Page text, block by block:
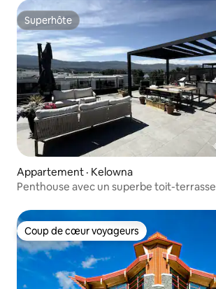
Superhôte
Superhôte
Appartement · Kelowna
Penthouse avec un superbe toit-terrasse
Coup de cœur voyageurs
Coup de cœur voyageurs